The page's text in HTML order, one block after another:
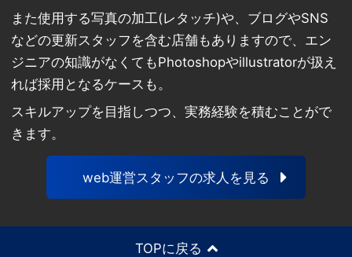
また使用する写真の加工(レタッチ)や、ブログやSNS
などの更新スタッフを含む店舗もありますので、エン
ジニアの知識がなくてもPhotoshopやillustratorが扱え
れば採用となるケースも。
スキルアップを目指しつつ、実務経験を積むことがで
きます。
web運営スタッフの求人を見る
TOPに戻る